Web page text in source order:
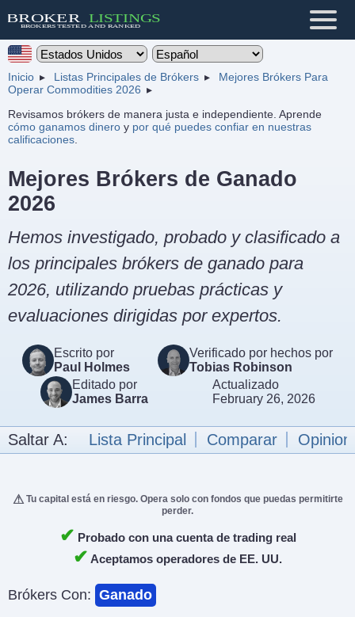
Inicio Listas Principales de Brókers
Mejores Brókers Para
Operar Commodities 2026
Revisamos brókers de manera justa e independiente. Aprende
cómo ganamos dinero y por qué puedes confiar en nuestras
calificaciones
Mejores Brókers de Ganado
2026
Hemos investigado, probado y clasificado a
los principales brókers de ganado para
2026, utilizando pruebas prácticas y
evaluaciones dirigidas por expertos.
Escrito por
Paul Holmes
Verificado por hechos por
Tobias Robinson
Editado por
James Barra
Actualizado
February 26, 2026
Saltar A: Lista Principal Comparar
Tu capital está en riesgo. Opera solo con fondos que puedas permitirte
perder.
✔ Probado con una cuenta de trading real
✔ Aceptamos operadores de EE. UU.
Brókers Con: Ganado